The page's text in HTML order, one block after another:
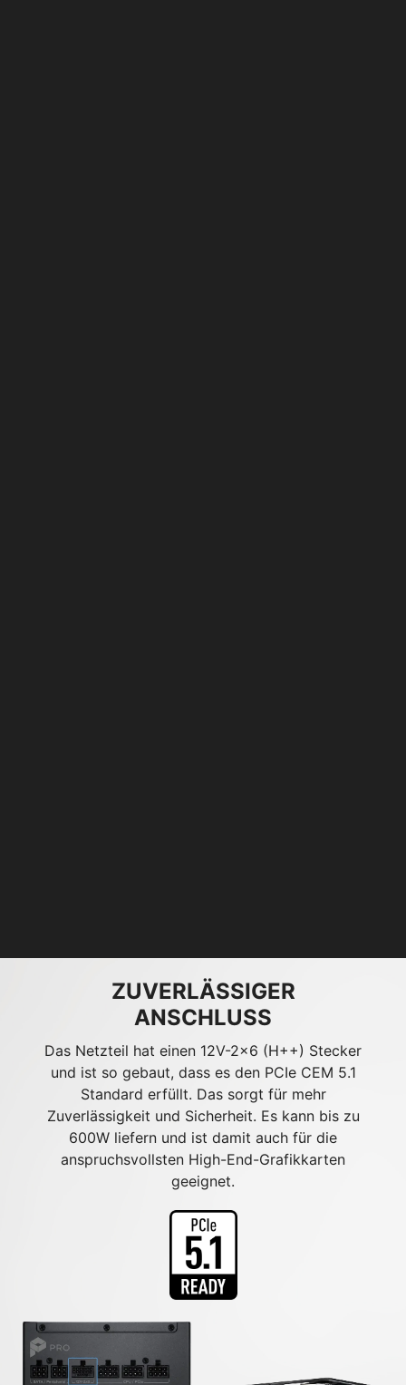
ZUVERLÄSSIGER
ANSCHLUSS
Das Netzteil hat einen 12V-2x6 (H++) Stecker
und ist so gebaut, dass es den PCIe CEM 5.1
Standard erfüllt. Das sorgt für mehr
Zuverlässigkeit und Sicherheit. Es kann bis zu
600W liefern und ist damit auch für die
anspruchsvollsten High-End-Grafikkarten
geeignet.